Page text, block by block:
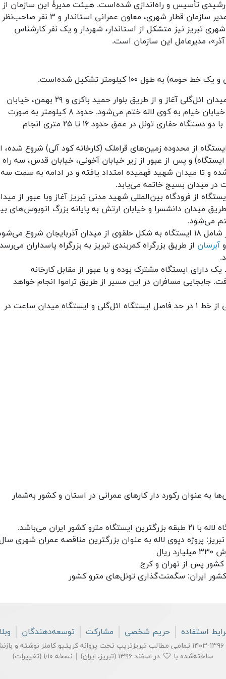
نفر اصلی و یک نفر علی‌البدل شامل شهردار، مدیر سازمان قطار شهری، معاون عمرانی استاندار و ۳ نفر صاحب‌نظر
تبریز نیز متشکل از استاندار، شهردار و یک نفر کارشناس
مدیرعامل این سازمان است.
طول ۱۰۰ کیلومتر تشکیل شده‌است.
خط ۱: به طول ۱۷٬۲ کیلومتر با ۱۸ ایستگاه از میدان ائل‌گلی آغاز و از طریق بلوار حمید باکری و ۲۹ بهمن، خیابان
و خیابان خیام به کوی لاله ختم می‌شود. حدود ۸ کیلومتر به صورت
تونل عمیق طراحی شده و عملیات حفاری آن با دو دستگاه حفاری تونل در عمق حدود ۱۶ تا ۲۵ متری انجام
۲: به طول حدود ۲۲٬۴ کیلومتر شامل ۲۰ ایستگاه از محدوده زمین‌های قراملک (کارخانه کود آلی) شروع شده،
و پس از عبور از زیر خیابان آخونی، خیابان قدس، سه راه
و تا میدان شهید فهمیده امتداد یافته و در ادامه به سمت سه
در میدان بسیج خاتمه می‌یابد.
به طول حدود ۱۵ کیلومتر و شامل ۱۴ ایستگاه از فرودگاه بین‌المللی شهید مدنی تبریز آغاز وبا عبور از
طریق میدان دانشسرا و خیابان ارتش به پایانه بزرگ اتوبوس‌های
می‌شود.
خط ۴: به شکل تراموا و به طول ۱۵٬۴ کیلومتر شامل ۱۸ ایستگاه به شکل حلقوی از میدان آذربایجان شروع
وآبرسان از طریق بزرگراه کمربندی تبریز به بزرگراه پاسداران
سهند: در محل ایستگاه ۱۸ با خط یک دارای ایستگاه مشترک بوده و با عبور از مقابل کارخانه
جابجایی مسافران در این مسیر از طریق تراموا انجام خواهد
از میان این مسیرها در حال حاضر تنها بخشی از خط ۱ در حد فاصل ایستگاه ائل‌گلی و ایستگاه میدان ساعت در
عنوان رکورد دار کارهای عمرانی در استان و کشور به‌شمار
ایران می‌باشد.
سال ۱۳۸۹ شهرداری تبریز: پروژه دپوی لاله به عنوان بزرگترین مناقصه عمران شهری
پس از تهران و کرج
ایران: سگمنت‌گذاری تونل‌های مترو کشور
استفاده حریم شخصی مشارکت توسعه‌دهندگان
کریتیو کامنز نوشته و
ساخته‌شده با
در اسفند ۱۳۹۶ (تبریز، ایران) | نسخه ۱٫۱۰ ( تغییرات)